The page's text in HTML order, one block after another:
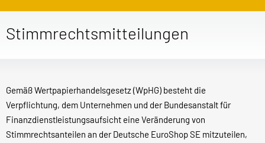
Stimmrechtsmitteilungen
Gemäß Wertpapierhandelsgesetz (WpHG) besteht die
Verpflichtung, dem Unternehmen und der Bundesanstalt für
Finanzdienstleistungsaufsicht eine Veränderung von
Stimmrechtsanteilen an der Deutsche EuroShop SE mitzuteilen,